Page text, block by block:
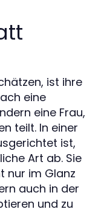
ist ihre
eine
eine Frau,
teilt. In einer
ist,
Art ab. Sie
nur im Glanz
auch in der
und zu